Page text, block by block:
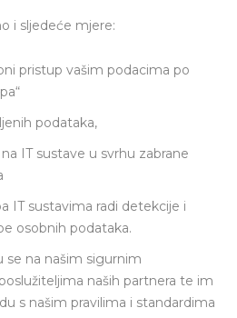
i sljedeće mjere:
pristup vašim podacima po
podataka,
IT sustave u svrhu zabrane
IT sustavima radi detekcije i
osobnih podataka.
se na našim sigurnim
naših partnera te im
s našim pravilima i standardima